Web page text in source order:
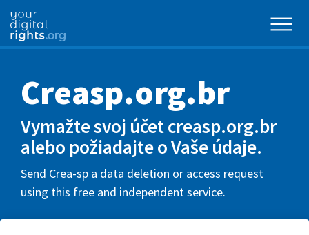
Creasp.org.br
Vymažte svoj účet creasp.org.br
alebo požiadajte o Vaše údaje.
Send Crea-sp a data deletion or access request
using this free and independent service.